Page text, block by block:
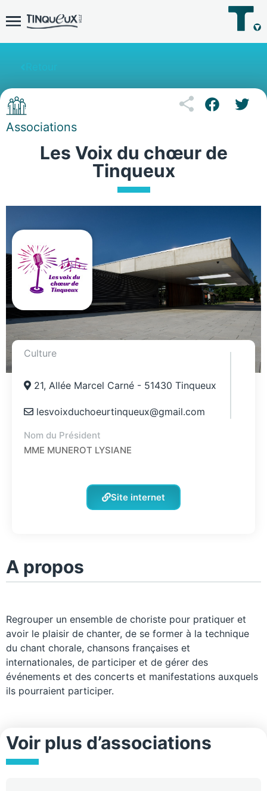
Associations
Les Voix du chœur de
Tinqueux
Culture
21, Allée Marcel Carné - 51430 Tinqueux
lesvoixduchoeurtinqueux@gmail.com
Nom du Président
MME MUNEROT LYSIANE
Site internet
A propos
Regrouper un ensemble de choriste pour pratiquer et
avoir le plaisir de chanter, de se former à la technique
du chant chorale, chansons françaises et
internationales, de participer et de gérer des
événements et des concerts et manifestations auxquels
ils pourraient participer.
Voir plus d’associations